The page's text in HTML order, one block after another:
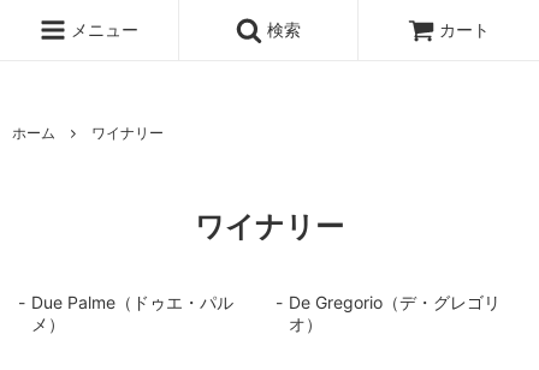
メニュー 検索 カート
ホーム ワイナリー
ワイナリー
Due Palme（ドゥエ・パル
メ）
De Gregorio（デ・グレゴリ
オ）